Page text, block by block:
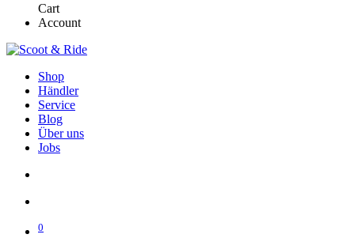
Cart
Account
Shop
Händler
Service
Blog
Über uns
Jobs
0